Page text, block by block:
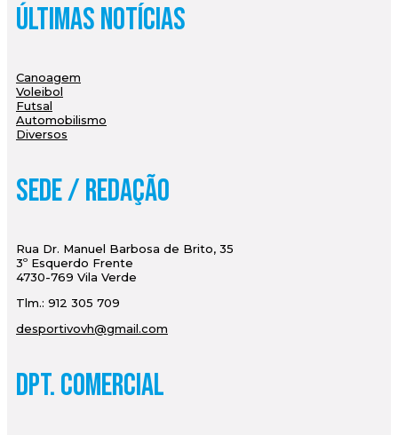
Últimas Notícias
Canoagem
Voleibol
Futsal
Automobilismo
Diversos
Sede / Redação
Rua Dr. Manuel Barbosa de Brito, 35
3º Esquerdo Frente
4730-769 Vila Verde
Tlm.: 912 305 709
desportivovh@gmail.com
Dpt. Comercial